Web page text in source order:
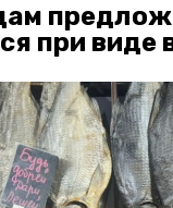
при виде